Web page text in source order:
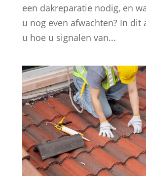
een dakreparatie nodig, en
u nog even afwachten? In dit
u hoe u signalen van...